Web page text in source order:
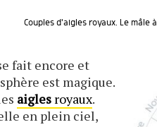
Couples d'aigles royaux. Le
fait encore et
est magique.
aigles royaux.
en plein ciel,